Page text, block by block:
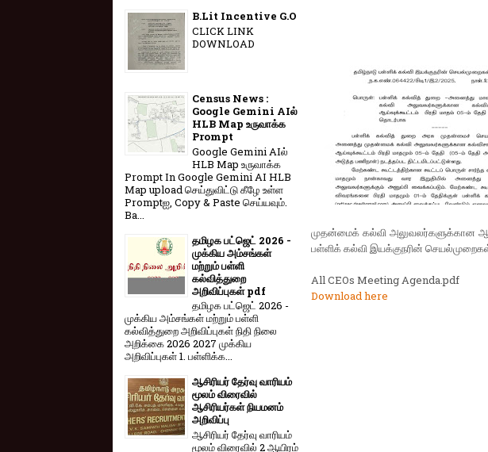
முதன்மைக் கல்வி அலுவலர்களுக்கான
பள்ளிக் கல்வி இயக்குநரின்
All CEOs Meeting Agenda.pdf
Download here
B.Lit Incentive G.O
CLICK LINK
DOWNLOAD
Census News :
Google Gemini AIல்
HLB Map உருவாக்க
Prompt
Google Gemini AIல்
HLB Map உருவாக்க
Prompt In Google Gemini AI HLB
Map upload செய்துவிட்டு கீழே உள்ள
Promptஐ, Copy & Paste செய்யவும்.
Ba...
தமிழக பட்ஜெட் 2026 -
முக்கிய அம்சங்கள்
மற்றும் பள்ளி
கல்வித்துறை
அறிவிப்புகள் pdf
தமிழக பட்ஜெட் 2026 -
முக்கிய அம்சங்கள் மற்றும் பள்ளி
கல்வித்துறை அறிவிப்புகள் நிதி நிலை
அறிக்கை 2026 2027 முக்கிய
அறிவிப்புகள் 1. பள்ளிக்க...
ஆசிரியர் தேர்வு வாரியம்
மூலம் விரைவில்
ஆசிரியர்கள் நியமனம்
அறிவிப்பு
ஆசிரியர் தேர்வு வாரி​யம்
மூலம் விரை​வில் 2 ஆயிரம்